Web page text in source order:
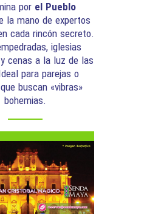
por el Pueblo
la mano de expertos
cada rincón secreto.
iglesias
cenas a la luz de las
para parejas o
buscan «vibras»
bohemias.